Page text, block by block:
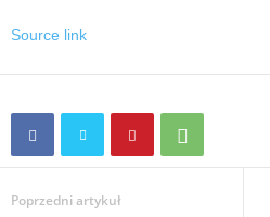
Source link
Poprzedni artykuł